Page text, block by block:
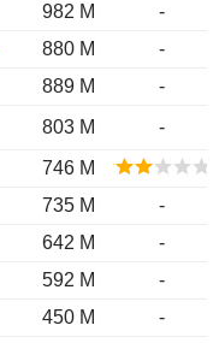
982 M
-
880 M
-
889 M
-
803 M
-
746 M
735 M
-
642 M
-
592 M
-
450 M
-